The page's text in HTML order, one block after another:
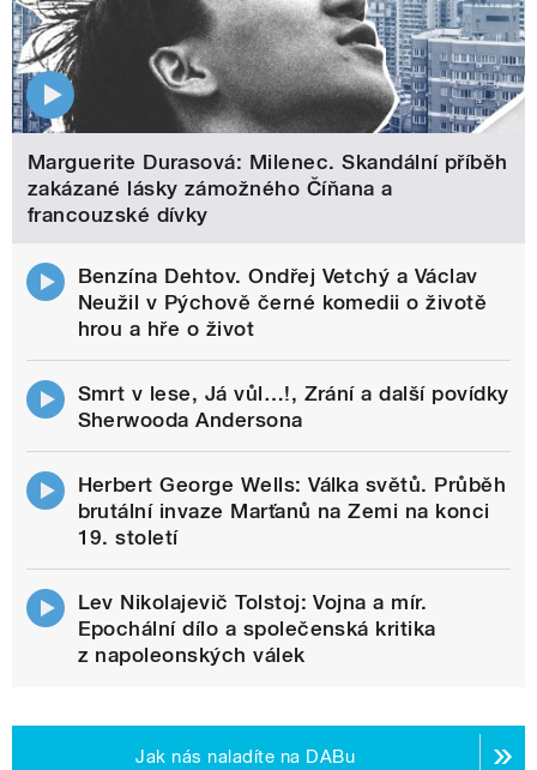
Marguerite Durasová: Milenec. Skandální příběh
zakázané lásky zámožného Číňana a
francouzské dívky
Benzína Dehtov. Ondřej Vetchý a Václav
Neužil v Pýchově černé komedii o životě
hrou a hře o život
Smrt v lese, Já vůl…!, Zrání a další povídky
Sherwooda Andersona
Herbert George Wells: Válka světů. Průběh
brutální invaze Marťanů na Zemi na konci
19. století
Lev Nikolajevič Tolstoj: Vojna a mír.
Epochální dílo a společenská kritika
z napoleonských válek
Jak nás naladíte na DABu